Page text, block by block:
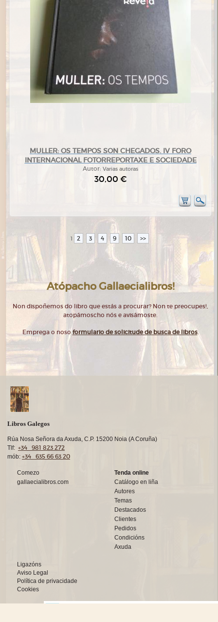
MULLER: OS TEMPOS SON CHEGADOS. IV FORO
INTERNACIONAL FOTORREPORTAXE E SOCIEDADE
Autor: Varias autoras
30,00 €
1 2 3 4 9 10 >>
Atópacho Gallaecialibros!
Non dispoñemos do libro que estás a procurar? Non te preocupes!,
atopámoscho nós e avisámoste.
Emprega o nosoformulario de solicitude de busca de libros.
Libros Galegos
Rúa Nosa Señora da Axuda, C.P. 15200 Noia (A Coruña)
Tlf: +34 981 823 272
mób: +34 635 66 63 20
Comezo
gallaecialibros.com
Tenda online
Catálogo en liña
Autores
Temas
Destacados
Clientes
Pedidos
Condicións
Axuda
Ligazóns
Aviso Legal
Política de privacidade
Cookies